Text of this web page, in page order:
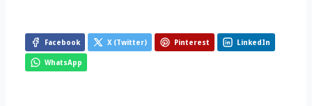
Facebook X (Twitter) Pinterest LinkedIn
WhatsApp